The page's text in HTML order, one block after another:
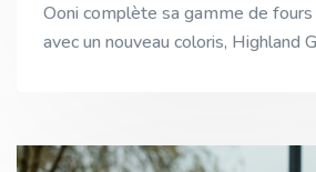
Ooni complète sa gamme de fours
avec un nouveau coloris, Highland